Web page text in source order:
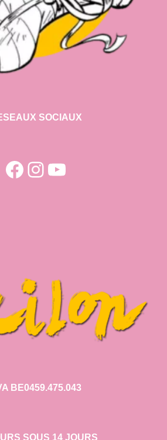
SOCIAUX
Facebook
Instagram
YouTube
BE0459.475.043
SOUS 14 JOURS